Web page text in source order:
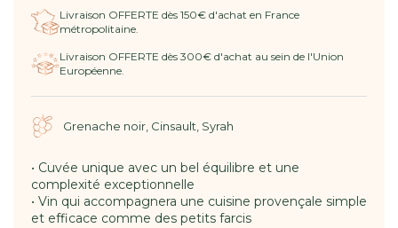
Livraison OFFERTE dès 150€ d'achat en France
métropolitaine.
Livraison OFFERTE dès 300€ d'achat au sein de l'Union
Européenne.
Grenache noir, Cinsault, Syrah
• Cuvée unique avec un bel équilibre et une
complexité exceptionnelle
• Vin qui accompagnera une cuisine provençale simple
et efficace comme des petits farcis